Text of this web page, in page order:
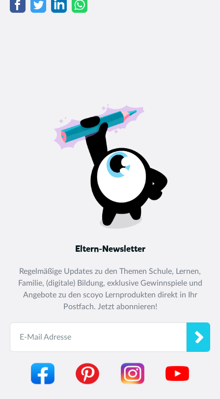
Eltern-Newsletter
Regelmäßige Updates zu den Themen Schule, Lernen,
Familie, (digitale) Bildung, exklusive Gewinnspiele und
Angebote zu den scoyo Lernprodukten direkt in Ihr
Postfach. Jetzt abonnieren!
E-Mail Adresse